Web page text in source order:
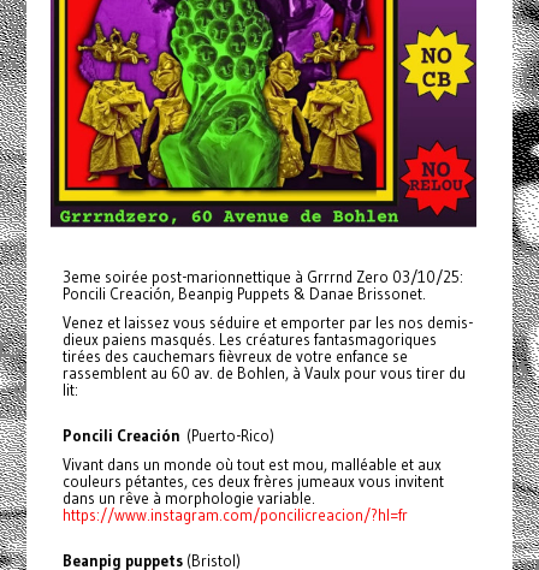
3eme soirée post-marionnettique à Grrrnd Zero 03/10/25:
Poncili Creación, Beanpig Puppets & Danae Brissonet.
Venez et laissez vous séduire et emporter par les nos demis-
dieux paiens masqués. Les créatures fantasmagoriques
tirées des cauchemars fièvreux de votre enfance se
rassemblent au 60 av. de Bohlen, à Vaulx pour vous tirer du
lit:
Poncili Creación (Puerto-Rico)
Vivant dans un monde où tout est mou, malléable et aux
couleurs pétantes, ces deux frères jumeaux vous invitent
dans un rêve à morphologie variable.
https://www.instagram.com/poncilicreacion/?hl=fr
Beanpig puppets (Bristol)